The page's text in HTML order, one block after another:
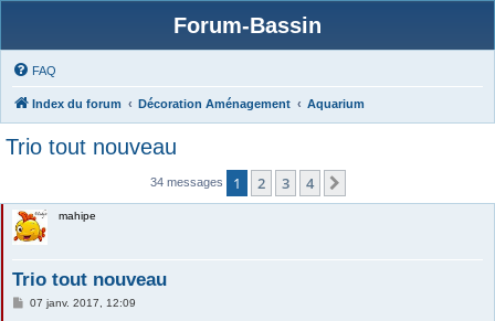
Forum-Bassin
FAQ
Index du forum Décoration Aménagement Aquarium
Trio tout nouveau
34 messages 1 2 3 4
mahipe
Trio tout nouveau
M07 janv. 2017, 12:09